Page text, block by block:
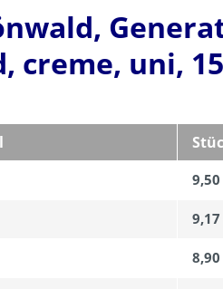
creme, uni,